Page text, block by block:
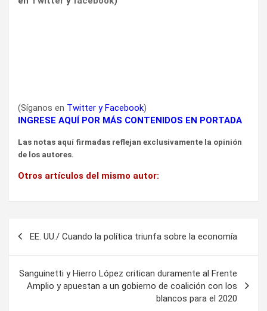
(Síganos en Twitter yFacebook)
INGRESE AQUÍ POR MÁS CONTENIDOS EN PORTADA
Las notas aquí firmadas reflejan exclusivamente la opinión
de los autores.
Otros artículos del mismo autor:
entradas
EE. UU./ Cuando la política triunfa sobre la economía
Sanguinetti y Hierro López critican duramente al Frente
Amplio y apuestan a un gobierno de coalición con los
blancos para el 2020